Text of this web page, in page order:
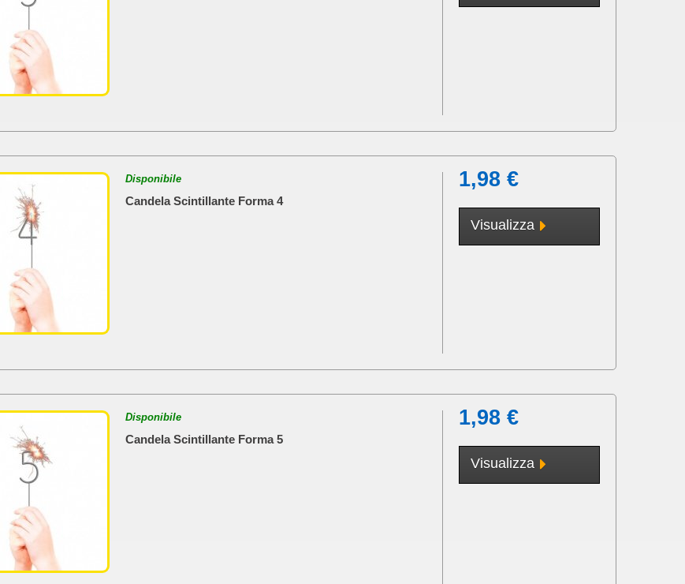
Disponibile
Candela Scintillante Forma 4
1,98 €
Visualizza
Disponibile
Candela Scintillante Forma 5
1,98 €
Visualizza